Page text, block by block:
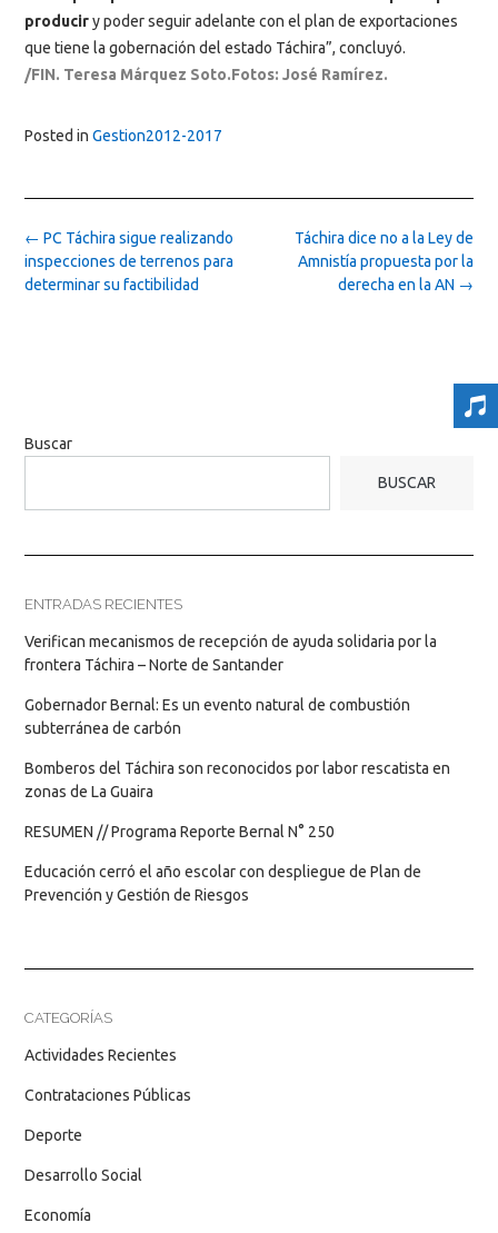
produciry poder seguir adelante con el plan de exportaciones
que tiene la gobernación del estado Táchira”, concluyó.
/FIN. Teresa Márquez Soto.Fotos: José Ramírez.
Posted in Gestion2012-2017
Post
navigation
Táchira dice no a la Ley de
Amnistía propuesta por la
derecha en la AN →
← PC Táchira sigue realizando
inspecciones de terrenos para
determinar su factibilidad
Buscar
BUSCAR
ENTRADAS RECIENTES
Verifican mecanismos de recepción de ayuda solidaria por la
frontera Táchira – Norte de Santander
Gobernador Bernal: Es un evento natural de combustión
subterránea de carbón
Bomberos del Táchira son reconocidos por labor rescatista en
zonas de La Guaira
RESUMEN // Programa Reporte Bernal N° 250
Educación cerró el año escolar con despliegue de Plan de
Prevención y Gestión de Riesgos
CATEGORÍAS
Actividades Recientes
Contrataciones Públicas
Deporte
Desarrollo Social
Economía